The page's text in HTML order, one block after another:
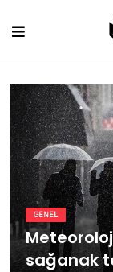
content
GENEL
sağanak